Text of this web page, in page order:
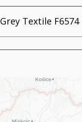
Grey Textile F6574